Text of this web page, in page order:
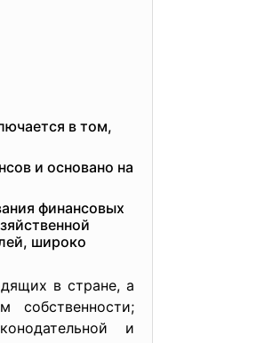
в том,
и основано на
финансовых
широко
в стране, а
и